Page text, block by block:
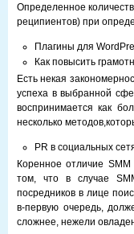
Определенное
реципиентов) при
Плагины для
Как повысить
Есть некая
успеха в выбранной
воспринимается как
несколько
PR в социальных
Коренное отличие SMM
том, что в случае
посредников в лице
в-первую очередь,
сложнее, нежели